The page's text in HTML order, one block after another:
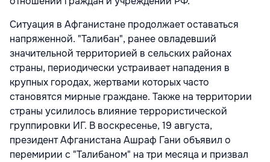
Ситуация в Афганистане продолжает оставаться
напряженной. "Талибан", ранее овладевший
значительной территорией в сельских районах
страны, периодически устраивает нападения в
крупных городах, жертвами которых часто
становятся мирные граждане. Также на территории
страны усилилось влияние террористической
группировки ИГ. В воскресенье, 19 августа,
президент Афганистана Ашраф Гани объявил о
перемирии с "Талибаном" на три месяца и призвал